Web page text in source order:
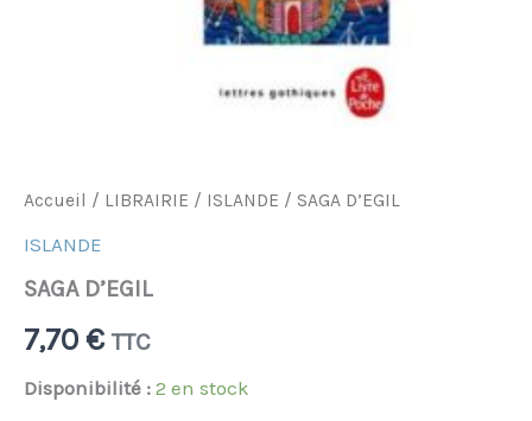
Accueil / LIBRAIRIE / ISLANDE / SAGA D’EGIL
ISLANDE
SAGA D’EGIL
7,70 € TTC
Disponibilité : 2 en stock